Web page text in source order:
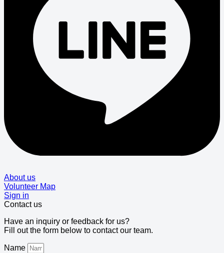
About us
Volunteer Map
Sign in
Contact us
Have an inquiry or feedback for us?
Fill out the form below to contact our team.
Name